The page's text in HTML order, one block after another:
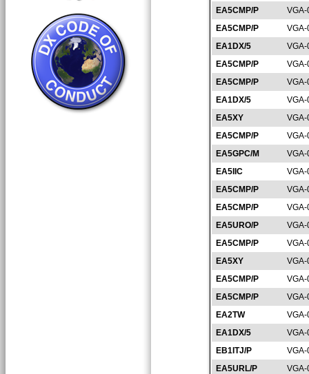
EA5CMP/P
EA5CMP/P
EA1DX/5
EA5CMP/P
EA5CMP/P
EA1DX/5
EA5XY
EA5CMP/P
EA5GPC/M
EA5IIC
EA5CMP/P
EA5CMP/P
EA5URO/P
EA5CMP/P
EA5XY
EA5CMP/P
EA5CMP/P
EA2TW
EA1DX/5
EB1ITJ/P
EA5URL/P